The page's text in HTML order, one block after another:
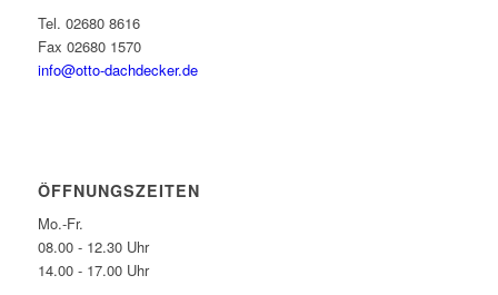
Tel. 02680 8616
Fax 02680 1570
info@otto-dachdecker.de
ÖFFNUNGSZEITEN
Mo.-Fr.
08.00 - 12.30 Uhr
14.00 - 17.00 Uhr